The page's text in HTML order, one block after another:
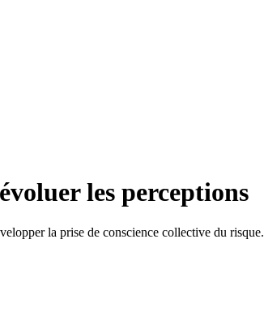
les perceptions
la prise de conscience collective du risque.